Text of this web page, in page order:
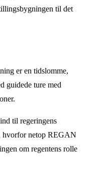
til det
er en tidslomme,
guidede ture med
til regeringens
hvorfor netop REGAN
om regentens rolle